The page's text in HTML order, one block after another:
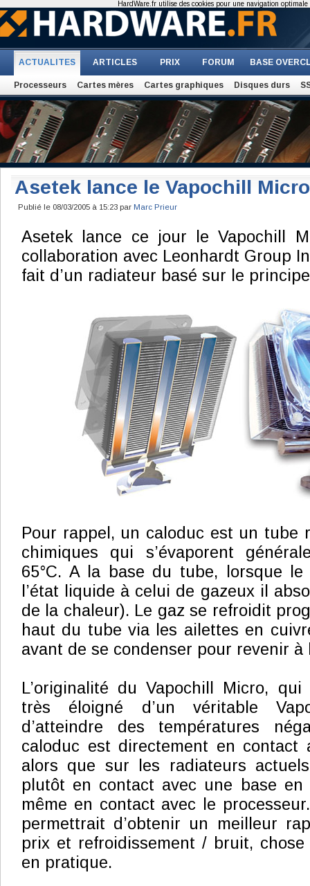
ACTUALITES ARTICLES PRIX FORUM BASE
Processeurs Cartes mères Cartes graphiques Disques durs
Asetek lance le Vapochill Micro
Publié le 08/03/2005 à 15:23 par Marc Prieur
Asetek lance ce jour le Vapochill
collaboration avec Leonhardt Group
fait d’un radiateur basé sur le
Pour rappel, un caloduc est un tube
chimiques qui s’évaporent
65°C. A la base du tube, lorsque le
l’état liquide à celui de gazeux il
de la chaleur). Le gaz se refroidit
haut du tube via les ailettes en
avant de se condenser pour revenir à
L’originalité du Vapochill Micro, qui
très éloigné d’un véritable
d’atteindre des températures
caloduc est directement en contact
alors que sur les radiateurs
plutôt en contact avec une base
même en contact avec le
permettrait d’obtenir un meilleur
prix et refroidissement / bruit, chose
en pratique.
HardWare.fr utilise des cookies pour une navigation